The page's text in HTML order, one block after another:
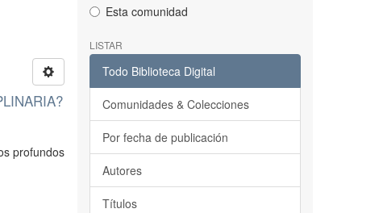
profundos
Esta comunidad
LISTAR
Todo Biblioteca Digital
Comunidades & Colecciones
Por fecha de publicación
Autores
Títulos